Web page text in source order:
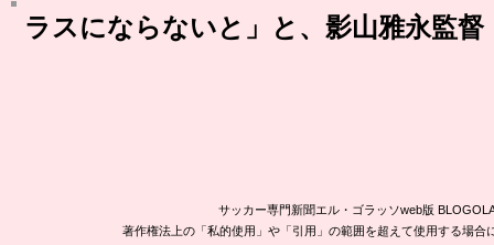
ラスにならないと」と、影山雅永監督
サッカー専門新聞エル・ゴラッソweb版
著作権法上の「私的使用」や「引用」の範囲を超えて使用する場